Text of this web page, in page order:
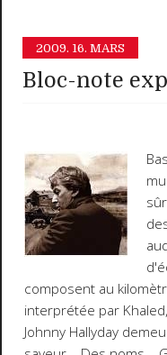
2009. 16. MARS
Bloc-note
composent au
interprétée par
Johnny Hallyday